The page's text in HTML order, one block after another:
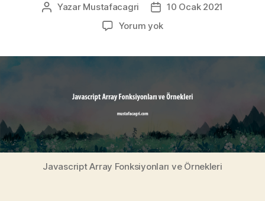
Yazının
Yazar Mustafacagri
Yazı
tarihi
10 Ocak 2021
Yorum yokJavascript
Javascript Array Fonksiyonları ve Örnekleri